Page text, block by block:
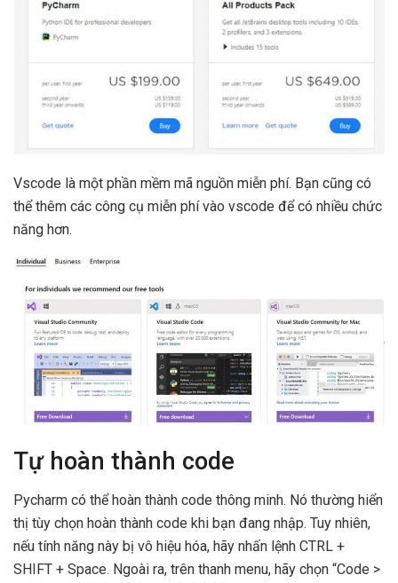
Vscode là một phần mềm mã nguồn miễn phí. Bạn cũng có
thể thêm các công cụ miễn phí vào vscode để có nhiều chức
năng hơn.
Tự hoàn thành code
Pycharm có thể hoàn thành code thông minh. Nó thường hiển
thị tùy chọn hoàn thành code khi bạn đang nhập. Tuy nhiên,
nếu tính năng này bị vô hiệu hóa, hãy nhấn lệnh CTRL +
SHIFT + Space. Ngoài ra, trên thanh menu, hãy chọn “Code >